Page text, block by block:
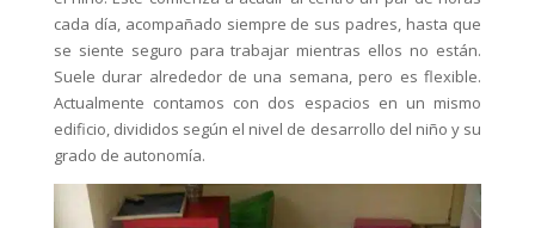
cada día, acompañado siempre de sus padres, hasta que
se siente seguro para trabajar mientras ellos no están.
Suele durar alrededor de una semana, pero es flexible.
Actualmente contamos con dos espacios en un mismo
edificio, divididos según el nivel de desarrollo del niño y su
grado de autonomía.